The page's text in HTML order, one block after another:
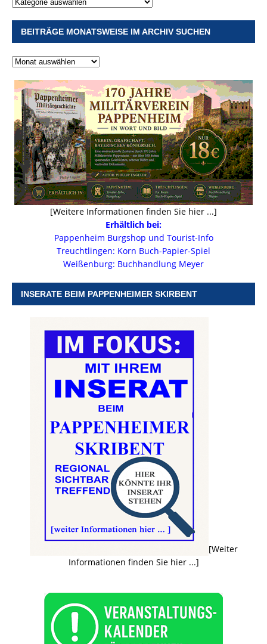
BEITRÄGE MONATSWEISE IM ARCHIV SUCHEN
[Weitere Informationen finden Sie hier ...]
Erhältlich bei:
Pappenheim Burgshop und Tourist-Info
Treuchtlingen: Korn Buch-Papier-Spiel
Weißenburg: Buchhandlung Meyer
INSERATE BEIM PAPPENHEIMER SKIRBENT
[Weiter
Informationen finden Sie hier ...]